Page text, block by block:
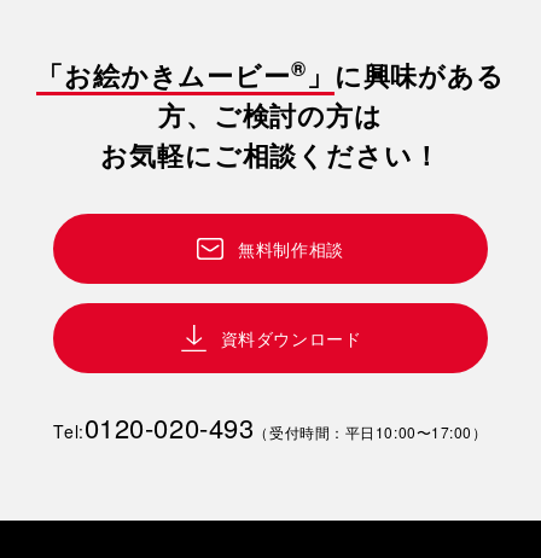
「お絵かきムービー® 」 に興味がある
方、ご検討の方は
お気軽にご相談ください！
無料制作相談
資料ダウンロード
Tel:0120-020-493 （受付時間：平日10:00〜17:00）